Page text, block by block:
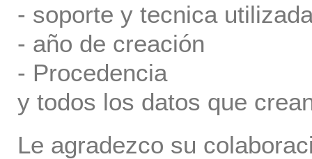
- soporte y tecnica
- año de creación
- Procedencia
y todos los datos que
Le agradezco su